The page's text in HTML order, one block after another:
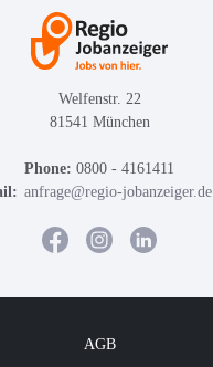
Welfenstr. 22
81541 München
Phone: 0800 - 4161411
anfrage@regio-jobanzeiger.de
AGB